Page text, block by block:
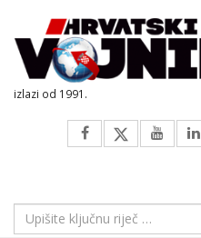
izlazi od 1991.